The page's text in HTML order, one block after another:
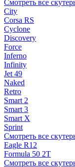
Смотреть все
City
Corsa RS
Cyclone
Discovery
Force
Inferno
Infinity
Jet 49
Naked
Retro
Smart 2
Smart 3
Smart X
Sprint
Смотреть все
Eagle R12
Formula 50 2Т
Смотреть все